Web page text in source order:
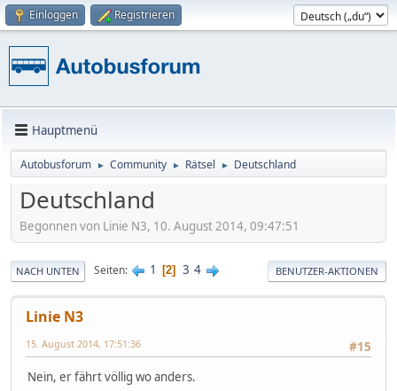
Einloggen Registrieren
Hauptmenü
Autobusforum ► Community ► Rätsel ► Deutschland
Deutschland
Begonnen von Linie N3, 10. August 2014, 09:47:51
NACH UNTEN Seiten 1 2 3 4 BENUTZER-AKTIONEN
Linie N3
#15
15. August 2014, 17:51:36
Nein, er fährt völlig wo anders.